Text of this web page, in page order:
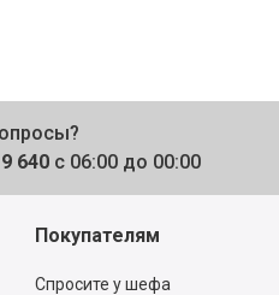
640 с 06:00 до 00:00
Покупателям
Спросите у шефа